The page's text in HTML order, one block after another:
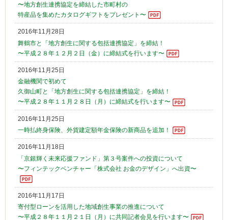
〜地方創生連携協定を締結した市町村の
特産品を集めたカタログギフトをプレゼント〜
2016年11月28日
舞鶴市と「地方創生に関する包括連携協定」を締結！
〜平成２８年１２月２日（金）に締結式を行います〜
2016年11月25日
金融機関で初めて
久御山町と「地方創生に関する包括連携協定」を締結！
〜平成２８年１１月２８日（月）に締結式を行います〜
2016年11月25日
一時払終身保険、外貨建定額年金保険の新商品を追加！
2016年11月18日
「京銀輝く未来応援ファンド」第３号案件への投資について
〜フィンテックベンチャー「株式会社 お金のデザイン」へ出資〜
2016年11月17日
寄付型ローンを活用した地域創生事業の推進について
〜平成２８年１１月２１日（月）に共同記者会見を行います〜